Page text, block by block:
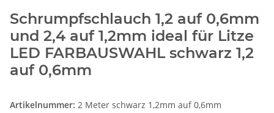
Schrumpfschlauch 1,2 auf 0,6mm
und 2,4 auf 1,2mm ideal für Litze
LED FARBAUSWAHL schwarz 1,2
auf 0,6mm
Artikelnummer: 2 Meter schwarz 1,2mm auf 0,6mm